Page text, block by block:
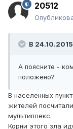
20512
В
А поясните -
положено?
В населенных
жителей
мультиплекс.
Корни этого зла